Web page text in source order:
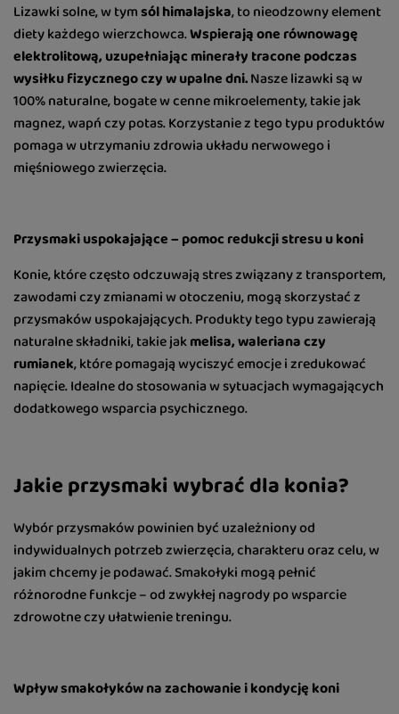
Lizawki solne, w tymsól himalajska, to nieodzowny element
diety każdego wierzchowca.Wspierają one równowagę
elektrolitową, uzupełniając minerały tracone podczas
wysiłku fizycznego czy w upalne dni.Nasze lizawki są w
100% naturalne, bogate w cenne mikroelementy, takie jak
magnez, wapń czy potas. Korzystanie z tego typu produktów
pomaga w utrzymaniu zdrowia układu nerwowego i
mięśniowego zwierzęcia.
Przysmaki uspokajające – pomoc redukcji stresu u koni
Konie, które często odczuwają stres związany z transportem,
zawodami czy zmianami w otoczeniu, mogą skorzystać z
przysmaków uspokajających. Produkty tego typu zawierają
naturalne składniki, takie jakmelisa, waleriana czy
rumianek, które pomagają wyciszyć emocje i zredukować
napięcie. Idealne do stosowania w sytuacjach wymagających
dodatkowego wsparcia psychicznego.
Jakie przysmaki wybrać dla konia?
Wybór przysmaków powinien być uzależniony od
indywidualnych potrzeb zwierzęcia, charakteru oraz celu, w
jakim chcemy je podawać. Smakołyki mogą pełnić
różnorodne funkcje – od zwykłej nagrody po wsparcie
zdrowotne czy ułatwienie treningu.
Wpływ smakołyków na zachowanie i kondycję koni